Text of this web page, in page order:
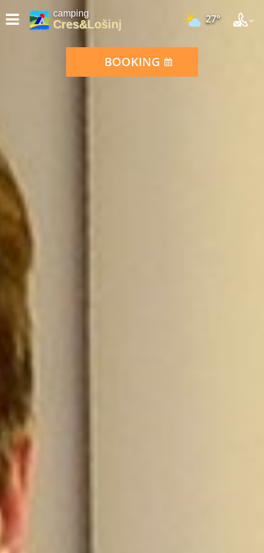
camping
Cres&Lošinj 27°
BOOKING